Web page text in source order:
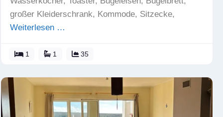
großer Kleiderschrank, Kommode, Sitzecke,
Weiterlesen …
1 1 35